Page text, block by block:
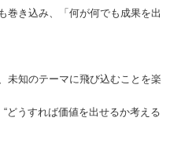
巻き込み、「何が何でも成果を出
未知のテーマに飛び込むことを楽
どうすれば価値を出せるか考える